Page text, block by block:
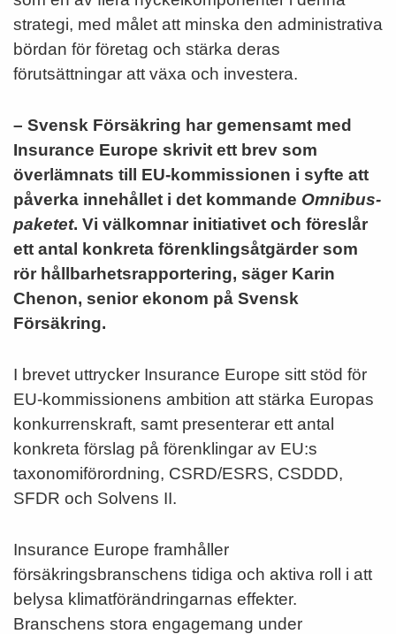
strategi, med målet att minska den administrativa
bördan för företag och stärka deras
förutsättningar att växa och investera.
– Svensk Försäkring har gemensamt med
Insurance Europe skrivit ett brev som
överlämnats till EU-kommissionen i syfte att
påverka innehållet i det kommande Omnibus-
paketet. Vi välkomnar initiativet och föreslår
ett antal konkreta förenklingsåtgärder som
rör hållbarhetsrapportering, säger Karin
Chenon, senior ekonom på Svensk
Försäkring.
I brevet uttrycker Insurance Europe sitt stöd för
EU-kommissionens ambition att stärka Europas
konkurrenskraft, samt presenterar ett antal
konkreta förslag på förenklingar av EU:s
taxonomiförordning, CSRD/ESRS, CSDDD,
SFDR och Solvens II.
Insurance Europe framhåller
försäkringsbranschens tidiga och aktiva roll i att
belysa klimatförändringarnas effekter.
Branschens stora engagemang under